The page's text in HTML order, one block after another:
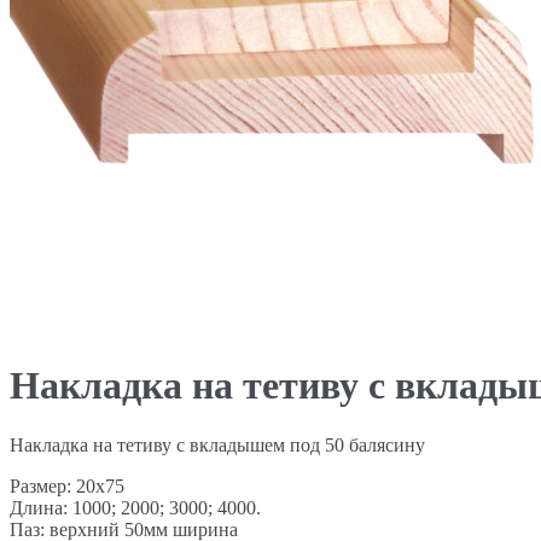
Накладка на тетиву с
Накладка на тетиву с вкладышем под 50 балясину
Размер: 20х75
Длина: 1000; 2000; 3000; 4000.
Паз: верхний 50мм ширина